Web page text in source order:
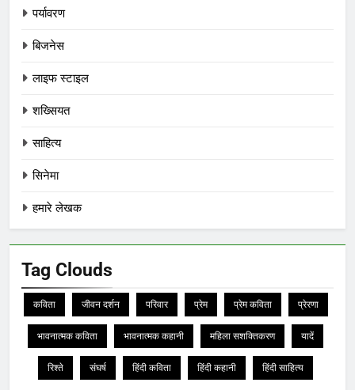
पर्यावरण
बिजनेस
लाइफ स्टाइल
शख्सियत
साहित्य
सिनेमा
हमारे लेखक
Tag Clouds
कविता जीवन दर्शन परिवार प्रेम प्रेम कविता प्रेरणा
भावनात्मक कविता भावनात्मक कहानी महिला सशक्तिकरण यादें
रिश्ते संघर्ष हिंदी कविता हिंदी कहानी हिंदी साहित्य